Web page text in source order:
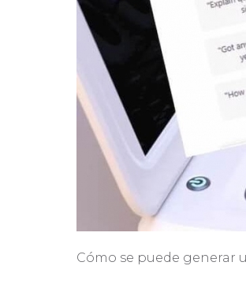
Cómo se puede generar